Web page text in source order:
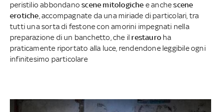
peristilio abbondanoscene mitologiche e anchescene
erotiche , accompagnate da una miriade di particolari, tra
tutti una sorta di festone con amorini impegnati nella
preparazione di un banchetto, che il restauro ha
praticamente riportato alla luce, rendendone leggibile ogni
infinitesimo particolare